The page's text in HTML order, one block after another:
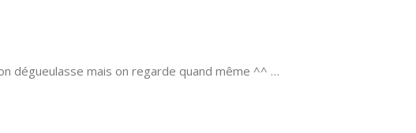
dégueulasse mais on regarde quand même ^^ …